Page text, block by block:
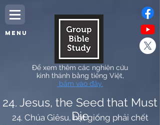
MENU
24. Chúa Giêsu, hạt giống phải chết
Để xem thêm các nghiên cứu
kinh thánh bằng tiếng Việt,
bấm vào đây.
24. Jesus, the Seed that Must
Die